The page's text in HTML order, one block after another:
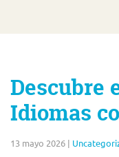
Descubre
Idiomas
13 mayo 2026 |